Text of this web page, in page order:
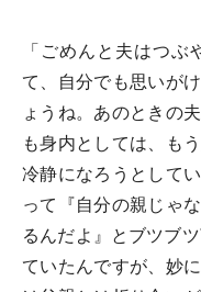
「ごめんと夫はつ
て、自分でも思いが
ょうね。あのときの
も身内としては、も
冷静になろうとして
って『自分の親じゃ
るんだよ』とブツブ
ていたんですが、妙